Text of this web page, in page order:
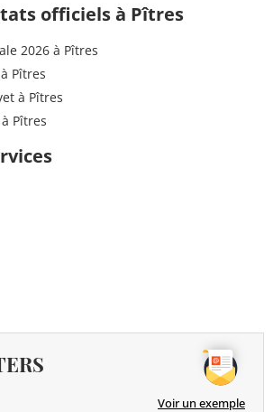
officiels à Pîtres
2026 à Pîtres
Pîtres
à Pîtres
Pîtres
Voir un exemple